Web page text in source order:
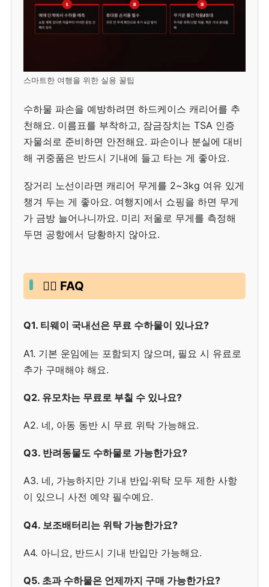
스마트한 여행을 위한 실용 꿀팁
수하물 파손을 예방하려면 하드케이스 캐리어를 추
천해요. 이름표를 부착하고, 잠금장치는 TSA 인증
자물쇠로 준비하면 안전해요. 파손이나 분실에 대비
해 귀중품은 반드시 기내에 들고 타는 게 좋아요.
장거리 노선이라면 캐리어 무게를 2~3kg 여유 있게
챙겨 두는 게 좋아요. 여행지에서 쇼핑을 하면 무게
가 금방 늘어나니까요. 미리 저울로 무게를 측정해
두면 공항에서 당황하지 않아요.
🙋‍♀️ FAQ
Q1. 티웨이 국내선은 무료 수하물이 있나요?
A1. 기본 운임에는 포함되지 않으며, 필요 시 유료로
추가 구매해야 해요.
Q2. 유모차는 무료로 부칠 수 있나요?
A2. 네, 아동 동반 시 무료 위탁 가능해요.
Q3. 반려동물도 수하물로 가능한가요?
A3. 네, 가능하지만 기내 반입·위탁 모두 제한 사항
이 있으니 사전 예약 필수예요.
Q4. 보조배터리는 위탁 가능한가요?
A4. 아니요, 반드시 기내 반입만 가능해요.
Q5. 초과 수하물은 언제까지 구매 가능한가요?